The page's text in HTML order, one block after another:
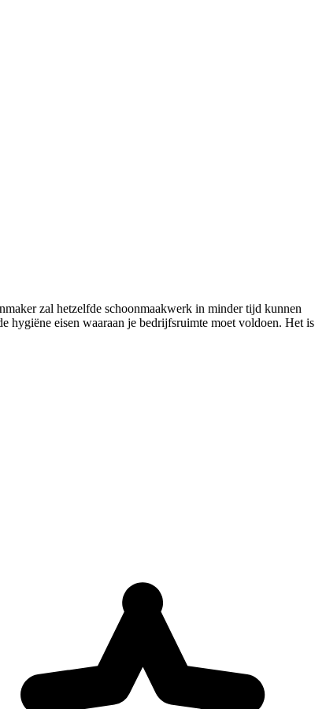
zal hetzelfde schoonmaakwerk in minder tijd kunnen
hygiëne eisen waaraan je bedrijfsruimte moet voldoen. Het is